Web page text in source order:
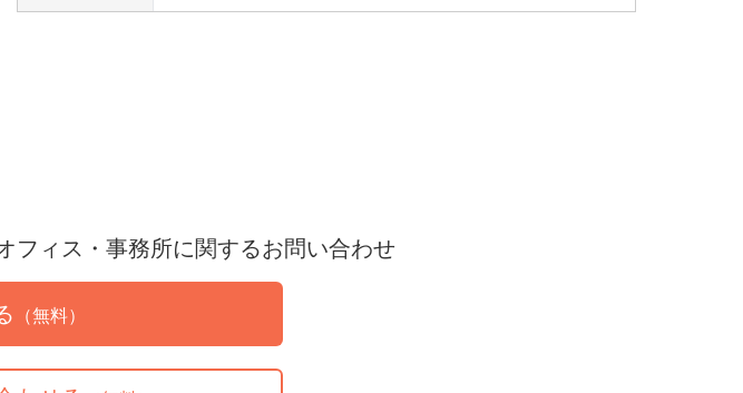
フィス・事務所に関するお問い合わせ
（無料）